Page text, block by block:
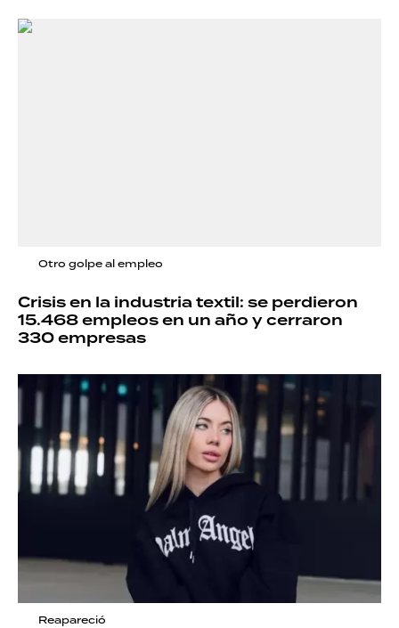
Otro golpe al empleo
Crisis en la industria textil: se perdieron
15.468 empleos en un año y cerraron
330 empresas
Reapareció